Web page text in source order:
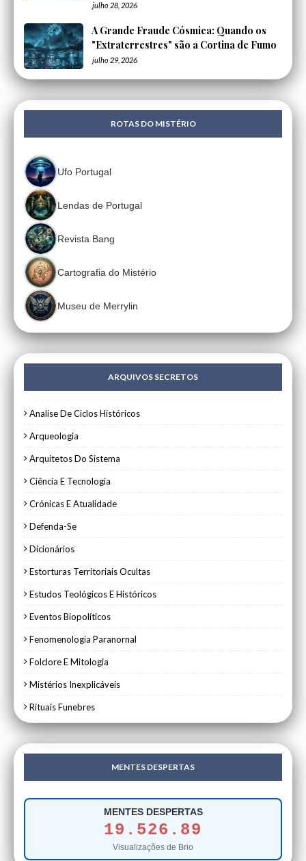
julho 28, 2026
A Grande Fraude Cósmica: Quando os
"Extraterrestres" são a Cortina de Fumo
julho 29, 2026
ROTAS DO MISTÉRIO
Ufo Portugal
Lendas de Portugal
Revista Bang
Cartografia do Mistério
Museu de Merrylin
ARQUIVOS SECRETOS
Analise De Ciclos Históricos
Arqueologia
Arquitetos Do Sistema
Ciência E Tecnologia
Crónicas E Atualidade
Defenda-Se
Dicionários
Estorturas Territoriais Ocultas
Estudos Teológicos E Históricos
Eventos Biopolíticos
Fenomenologia Paranornal
Folclore E Mitologia
Mistérios Inexplicáveis
Rituais Funebres
MENTES DESPERTAS
MENTES DESPERTAS
19.526.89
Visualizações de Brio